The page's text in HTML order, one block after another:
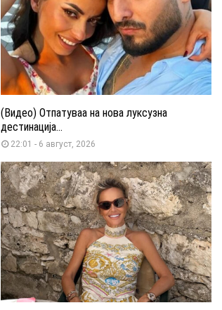
(Видео) Отпатуваа на нова луксузна
дестинација...
22:01 - 6 август, 2026